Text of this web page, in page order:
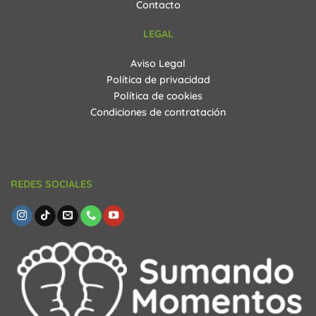
Contacto
LEGAL
Aviso Legal
Política de privacidad
Política de cookies
Condiciones de contratación
REDES SOCIALES